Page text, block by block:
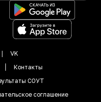
VK
Контакты
СОУТ
соглашение